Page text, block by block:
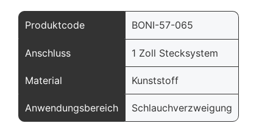
Produktcode BONI-57-065
Anschluss 1 Zoll Stecksystem
Material Kunststoff
Anwendungsbereich Schlauchverzweigung